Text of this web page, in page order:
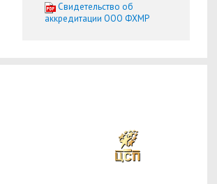
Cвидетельство об
аккредитации ООО ФХМР